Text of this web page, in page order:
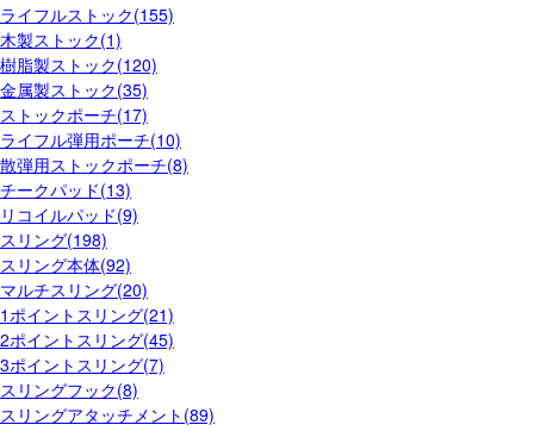
ライフルストック(155)
木製ストック(1)
樹脂製ストック(120)
金属製ストック(35)
ストックポーチ(17)
ライフル弾用ポーチ(10)
散弾用ストックポーチ(8)
チークパッド(13)
リコイルパッド(9)
スリング(198)
スリング本体(92)
マルチスリング(20)
1ポイントスリング(21)
2ポイントスリング(45)
3ポイントスリング(7)
スリングフック(8)
スリングアタッチメント(89)